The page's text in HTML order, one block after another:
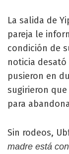
La salida de
pareja le
condición de
noticia
pusieron en
sugirieron
para
Sin rodeos,
madre está